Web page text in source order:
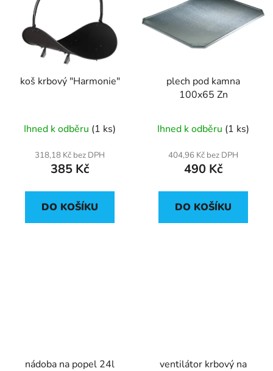
koš krbový "Harmonie"
Ihned k odběru (1 ks)
318,18 Kč bez DPH
385 Kč
DO KOŠÍKU
plech pod kamna
100x65 Zn
Ihned k odběru (1 ks)
404,96 Kč bez DPH
490 Kč
DO KOŠÍKU
nádoba na popel 24l
ventilátor krbový na